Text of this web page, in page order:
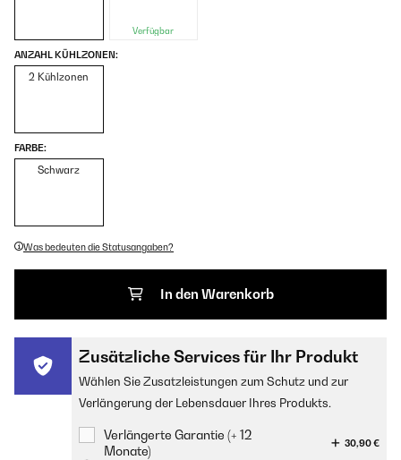
Verfügbar
ANZAHL KÜHLZONEN:
2 Kühlzonen
FARBE:
Schwarz
Was bedeuten die Statusangaben?
In den Warenkorb
Zusätzliche Services für Ihr Produkt
Wählen Sie Zusatzleistungen zum Schutz und zur
Verlängerung der Lebensdauer Ihres Produkts.
Verlängerte Garantie (+ 12
Monate)
30,90 €